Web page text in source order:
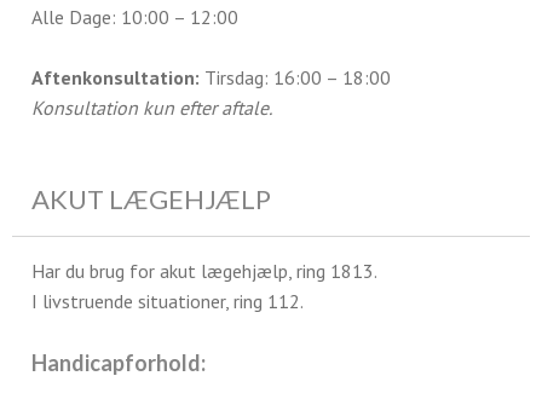
Alle Dage: 10:00 – 12:00
Aftenkonsultation: Tirsdag: 16:00 – 18:00
Konsultation kun efter aftale.
AKUT LÆGEHJÆLP
Har du brug for akut lægehjælp, ring 1813.
I livstruende situationer, ring 112.
Handicapforhold: